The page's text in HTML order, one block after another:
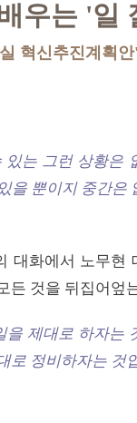
우는 '일
혁신추진계획
는 그런 상황은
을 뿐이지 중간은
대화에서 노무현
든 것을 뒤집어엎
제대로 하자는
로 정비하자는 것